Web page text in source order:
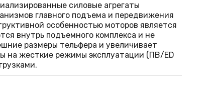
силовые агрегаты
главного подъема и передвижения
особенностью моторов является
внутрь подъемного комплекса и не
размеры тельфера и увеличивает
на жесткие режимы эксплуатации (ПВ/ED